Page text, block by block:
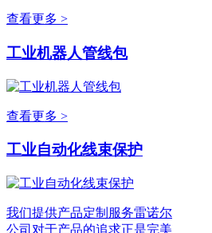
查看更多 >
工业机器人管线包
查看更多 >
工业自动化线束保护
我们提供产品定制服务雷诺尔
公司对于产品的追求正是完美